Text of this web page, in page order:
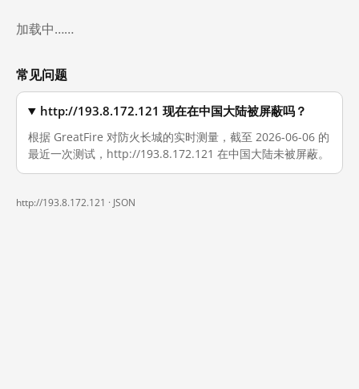
加载中……
常见问题
http://193.8.172.121 现在在中国大陆被屏蔽吗？
根据 GreatFire 对防火长城的实时测量，截至 2026-06-06 的
最近一次测试，http://193.8.172.121 在中国大陆未被屏蔽。
http://193.8.172.121 · JSON